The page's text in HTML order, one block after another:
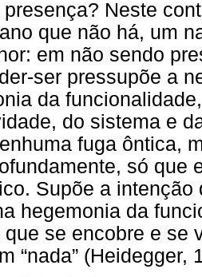
presença? Neste
que não há, um
em não sendo
ser pressupõe a
da
do sistema e
fuga ôntica,
só que
Supõe a
hegemonia da
que se encobre e se
“nada” (Heidegger,